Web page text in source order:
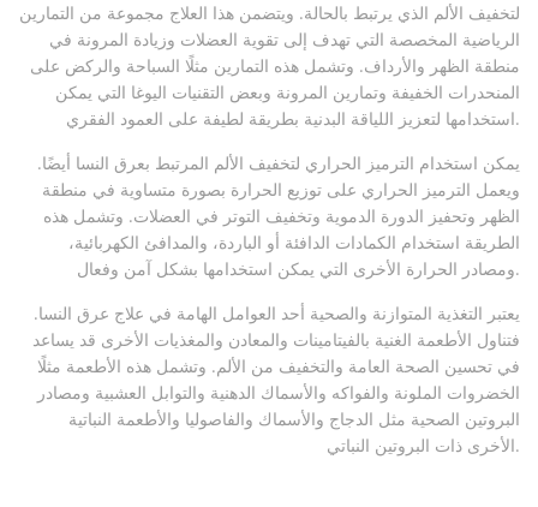
لتخفيف الألم الذي يرتبط بالحالة. ويتضمن هذا العلاج مجموعة من التمارين
الرياضية المخصصة التي تهدف إلى تقوية العضلات وزيادة المرونة في
منطقة الظهر والأرداف. وتشمل هذه التمارين مثلًا السباحة والركض على
المنحدرات الخفيفة وتمارين المرونة وبعض التقنيات اليوغا التي يمكن
استخدامها لتعزيز اللياقة البدنية بطريقة لطيفة على العمود الفقري.
يمكن استخدام الترميز الحراري لتخفيف الألم المرتبط بعرق النسا أيضًا.
ويعمل الترميز الحراري على توزيع الحرارة بصورة متساوية في منطقة
الظهر وتحفيز الدورة الدموية وتخفيف التوتر في العضلات. وتشمل هذه
الطريقة استخدام الكمادات الدافئة أو الباردة، والمدافئ الكهربائية،
ومصادر الحرارة الأخرى التي يمكن استخدامها بشكل آمن وفعال.
يعتبر التغذية المتوازنة والصحية أحد العوامل الهامة في علاج عرق النسا.
فتناول الأطعمة الغنية بالفيتامينات والمعادن والمغذيات الأخرى قد يساعد
في تحسين الصحة العامة والتخفيف من الألم. وتشمل هذه الأطعمة مثلًا
الخضروات الملونة والفواكه والأسماك الدهنية والتوابل العشبية ومصادر
البروتين الصحية مثل الدجاج والأسماك والفاصوليا والأطعمة النباتية
الأخرى ذات البروتين النباتي.